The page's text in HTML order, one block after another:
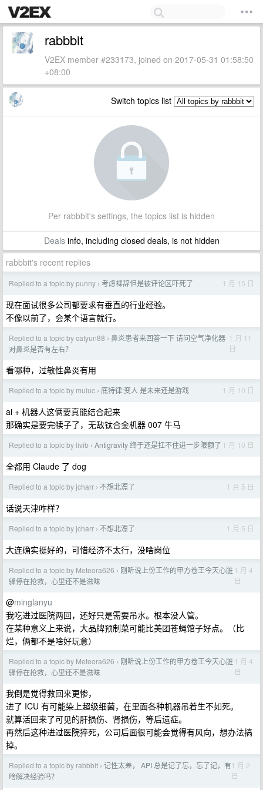
rabbbit
V2EX member #233173, joined on 2017-05-31 01:58:50
+08:00
Switch topics list
Per rabbbit's settings, the topics list is hidden
Dealsinfo, including closed deals, is not hidden
rabbbit's recent replies
Replied to a topic by punny › 考虑裸辞但是被评论区吓死了 1 月 15 日
现在面试很多公司都要求有垂直的行业经验。
不像以前了，会某个语言就行。
Replied to a topic by catyun88 › 鼻炎患者来回答一下 请问空气净化器
对鼻炎是否有左右？
1 月 11
日
看哪种，过敏性鼻炎有用
Replied to a topic by muluc › 底特律:变人 是未来还是游戏 1 月 10 日
ai + 机器人这俩要真能结合起来
那确实是要完犊子了，无敌钛合金机器 007 牛马
Replied to a topic by livib › Antigravity 终于还是扛不住进一步限额了 1 月 10 日
全都用 Claude 了 dog
Replied to a topic by jcharr › 不想北漂了 1 月 5 日
话说天津咋样？
Replied to a topic by jcharr › 不想北漂了 1 月 5 日
大连确实挺好的，可惜经济不太行，没啥岗位
Replied to a topic by Meteora626 › 刚听说上份工作的甲方卷王今天心脏
骤停在抢救，心里还不是滋味
1 月 4
日
@minglanyu
我吃进过医院两回，还好只是需要吊水。根本没人管。
在某种意义上来说，大品牌预制菜可能比美团苍蝇馆子好点。（比
烂，俩都不是啥好玩意）
Replied to a topic by Meteora626 › 刚听说上份工作的甲方卷王今天心脏
骤停在抢救，心里还不是滋味
1 月 4
日
我倒是觉得救回来更惨，
进了 ICU 有可能染上超级细菌，在里面各种机器吊着生不如死。
就算活回来了可见的肝损伤、肾损伤，等后遗症。
再然后这种进过医院猝死，公司后面很可能会觉得有风向，想办法搞
掉。
Replied to a topic by rabbbit › 记性太差， API 总是记了忘，忘了记，有
啥解决经验吗？
1 月 2
日